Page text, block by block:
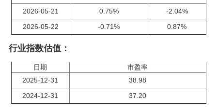
2026-05-21
0.75%
-2.04%
2026-05-22
-0.71% 0.87%
行业指数估值：
日期
市盈率
2025-12-31
38.98
2024-12-31
37.20